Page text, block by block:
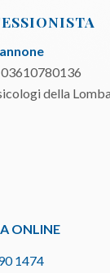
della
ONLINE
1474